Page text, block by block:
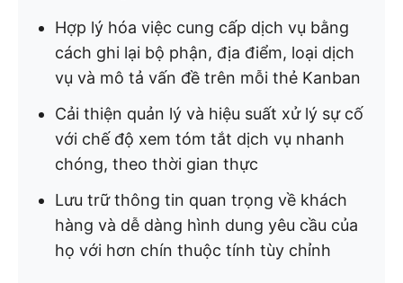
Hợp lý hóa việc cung cấp dịch vụ bằng
cách ghi lại bộ phận, địa điểm, loại dịch
vụ và mô tả vấn đề trên mỗi thẻ Kanban
Cải thiện quản lý và hiệu suất xử lý sự cố
với chế độ xem tóm tắt dịch vụ nhanh
chóng, theo thời gian thực
Lưu trữ thông tin quan trọng về khách
hàng và dễ dàng hình dung yêu cầu của
họ với hơn chín thuộc tính tùy chỉnh